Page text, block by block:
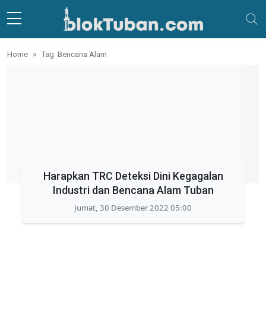
Skip to main content
Home Tag: Bencana Alam
Harapkan TRC Deteksi Dini Kegagalan
Industri dan Bencana Alam Tuban
Jumat, 30 Desember 2022 05:00